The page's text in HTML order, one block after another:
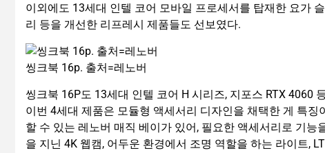
이외에도 13세대 인텔 코어 모바일 프로세서를 탑재한 요가
리 등을 개선한 리프레시 제품들도 선보였다.
씽크북 16p. 출처=레노버
씽크북 16P도 13세대 인텔 코어 H 시리즈, 지포스 RTX 4060
이번 4세대 제품은 모듈형 액세서리 디자인을 채택한 게 특
할 수 있는 레노버 매직 베이가 있어, 필요한 액세서리로 기
을 지닌 4K 웹캠, 어두운 환경에서 조명 역할을 하는 라이트,